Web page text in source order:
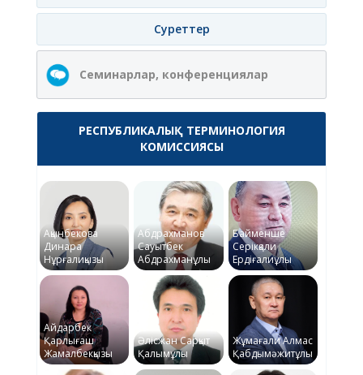
Суреттер
Семинарлар, конференциялар
РЕСПУБЛИКАЛЫҚ ТЕРМИНОЛОГИЯ
КОМИССИЯСЫ
Ақынбекова
Динара
Нұрғалиқызы
Абдрахманов
Сауытбек
Абдрахманұлы
Байменше
Серікқали
Ердіғалиұлы
Айдарбек
Қарлығаш
Жамалбекқызы
Әлісжан Сарқыт
Қалымұлы
Жұмағали Алмас
Қабдымәжитұлы